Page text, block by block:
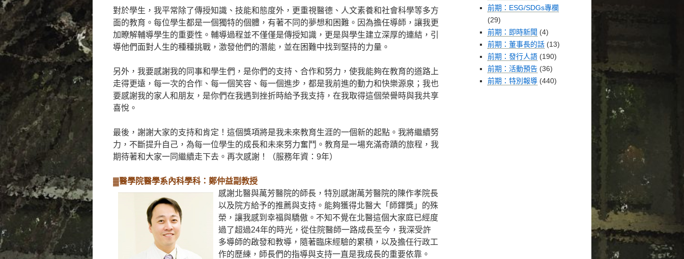
對於學生，我平常除了傳授知識、技能和態度外，更重視醫德、人文素養和社會科學等多方
面的教育。每位學生都是一個獨特的個體，有著不同的夢想和困難。因為擔任導師，讓我更
加瞭解輔導學生的重要性。輔導過程並不僅僅是傳授知識，更是與學生建立深厚的連結，引
導他們面對人生的種種挑戰，激發他們的潛能，並在困難中找到堅持的力量。
另外，我要感謝我的同事和學生們，是你們的支持、合作和努力，使我能夠在教育的道路上
走得更遠，每一次的合作、每一個笑容、每一個進步，都是我前進的動力和快樂源泉；我也
要感謝我的家人和朋友，是你們在我遇到挫折時給予我支持，在我取得這個榮譽時與我共享
喜悅。
最後，謝謝大家的支持和肯定！這個獎項將是我未來教育生涯的一個新的起點。我將繼續努
力，不斷提升自己，為每一位學生的成長和未來努力奮鬥。教育是一場充滿奇蹟的旅程，我
期待著和大家一同繼續走下去。再次感謝！（服務年資：9年）
▓醫學院醫學系內科學科：鄭仲益副教授
感謝北醫與萬芳醫院的師長，特別感謝萬芳醫院的陳作孝院長
以及院方給予的推薦與支持。能夠獲得北醫大「師鐸獎」的殊
榮，讓我感到幸福與驕傲。不知不覺在北醫這個大家庭已經度
過了超過24年的時光，從住院醫師一路成長至今，我深受許
多導師的啟發和教導，隨著臨床經驗的累積，以及擔任行政工
作的歷練，師長們的指導與支持一直是我成長的重要依靠。
前期：ESG/SDGs專欄
(29)
前期：即時新聞 (4)
前期：董事長的話 (13)
前期：發行人語 (190)
前期：活動預告 (36)
前期：特別報導 (440)